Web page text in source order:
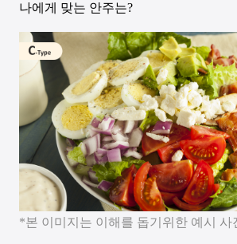
나에게 맞는 안주는?
*본 이미지는 이해를 돕기위한 예시 사